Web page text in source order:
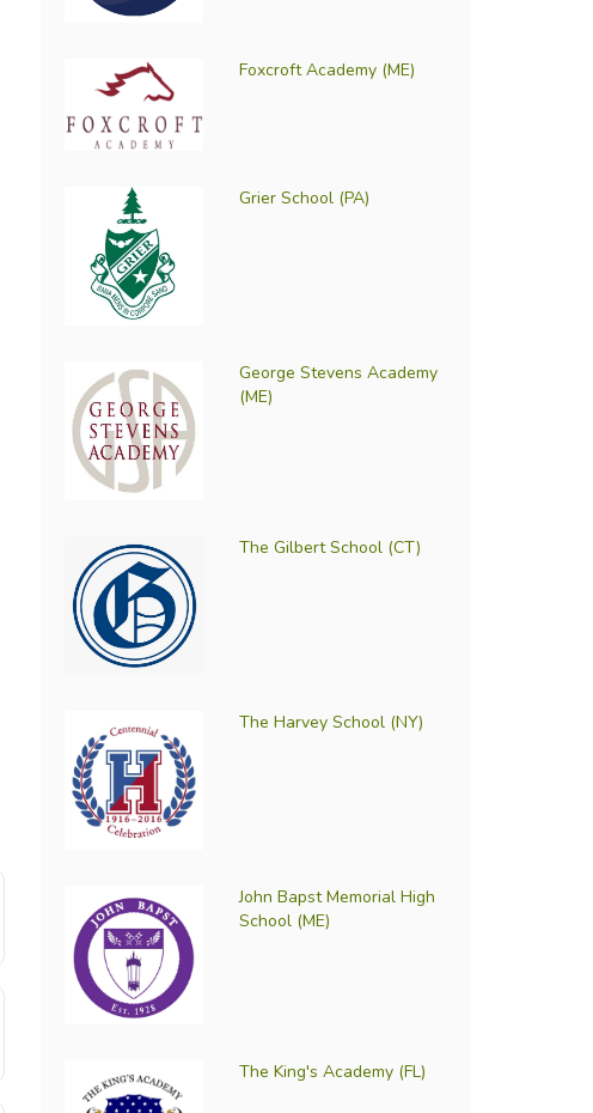
Foxcroft Academy (ME)
Grier School (PA)
George Stevens Academy
(ME)
The Gilbert School (CT)
The Harvey School (NY)
John Bapst Memorial High
School (ME)
The King's Academy (FL)